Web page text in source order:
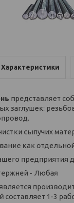
Характеристики
представляет
заглушек:
сыпучих
как
предприятия
- Любая
составляет 1-3